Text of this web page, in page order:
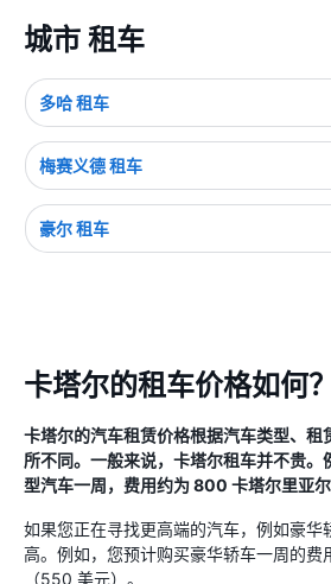
城市 租车
多哈 租车
梅赛义德 租车
豪尔 租车
卡塔尔的租车价格如何？
卡塔尔的汽车租赁价格根据汽车类型、租
所不同。一般来说，卡塔尔租车并不贵。
型汽车一周，费用约为 800 卡塔尔里亚
如果您正在寻找更高端的汽车，例如豪华
高。例如，您预计购买豪华轿车一周的
（550 美元）。